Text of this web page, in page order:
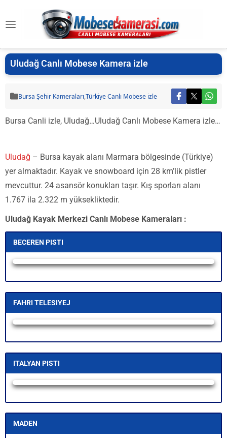
Uludağ Canlı Mobese Kamera izle
Bursa Şehir Kameraları,Türkiye Canlı Mobese izle
Bursa Canli izle, Uludağ…Uludağ Canlı Mobese Kamera izle…
Uludağ – Bursa kayak alanı Marmara bölgesinde (Türkiye)
yer almaktadır. Kayak ve snowboard için 28 km’lik pistler
mevcuttur. 24 asansör konukları taşır. Kış sporları alanı
1.767 ila 2.322 m yüksekliktedir.
Uludağ Kayak Merkezi Canlı Mobese Kameraları :
BECEREN PISTI
Yayın Yükleniyor...
FAHRI TELESIYEJ
Yayın Yükleniyor...
ITALYAN PISTI
Yayın Yükleniyor...
MADEN